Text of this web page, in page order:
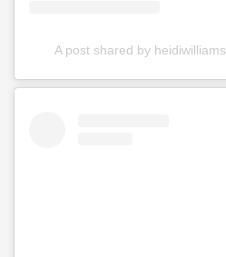
A post shared by